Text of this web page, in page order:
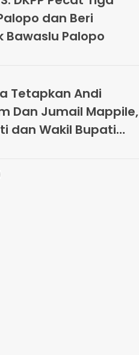
dan Beri
Bawaslu Palopo
Tetapkan Andi
Dan Jumail Mappile,
dan Wakil Bupati
2024